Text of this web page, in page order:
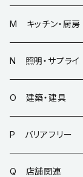
M キッチン・厨房
N 照明・サプライ
O 建築・建具
P バリアフリー
Q 店舗関連